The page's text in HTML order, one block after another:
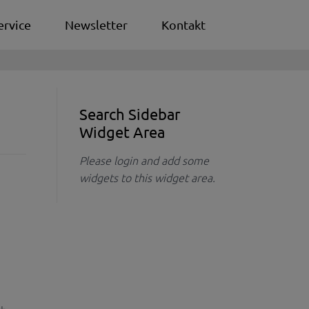
Newsletter Kontakt
Search Sidebar
Widget Area
Please login and add some
widgets to this widget area.